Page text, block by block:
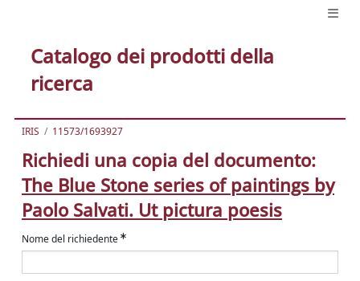
Catalogo dei prodotti della
ricerca
IRIS 11573/1693927
Richiedi una copia del documento:
The Blue Stone series of paintings by
Paolo Salvati. Ut pictura poesis
Nome del richiedente